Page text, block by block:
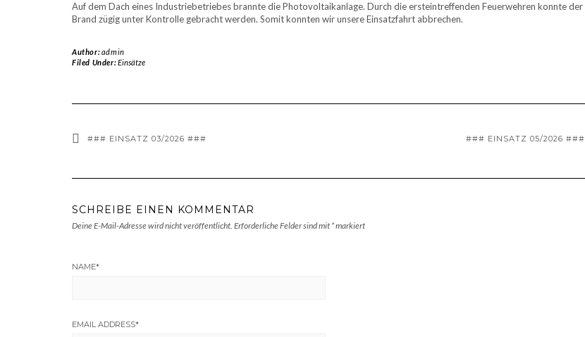
Auf dem Dach eines Industriebetriebes brannte die Photovoltaikanlage. Durch die ersteintreffenden Feuerwehren konnte der
Brand zügig unter Kontrolle gebracht werden. Somit konnten wir unsere Einsatzfahrt abbrechen.
Author:admin
Filed Under:Einsätze
### EINSATZ 03/2026 ### ### EINSATZ 05/2026 ###
SCHREIBE EINEN KOMMENTAR
Deine E-Mail-Adresse wird nicht veröffentlicht. Erforderliche Felder sind mit *markiert
NAME*
EMAIL ADDRESS*